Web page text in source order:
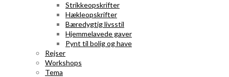
Strikkeopskrifter
Hækleopskrifter
Bæredygtig livsstil
Hjemmelavede gaver
Pynt til bolig og have
Rejser
Workshops
Tema